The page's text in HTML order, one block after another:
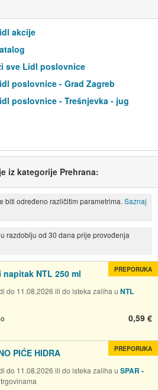
akcije
sve Lidl poslovnice
poslovnice - Grad Zagreb
poslovnice - Trešnjevka - jug
iz kategorije Prehrana:
biti određeno različitim parametrima.Saznaj
razdoblju od 30 dana prije provođenja
napitak NTL 250 ml
do 11.08.2026 ili do isteka zaliha u NTL
0,59 €
PREPORUKA
PIĆE HIDRA
do 11.08.2026 ili do isteka zaliha u SPAR -
trgovinama
PREPORUKA